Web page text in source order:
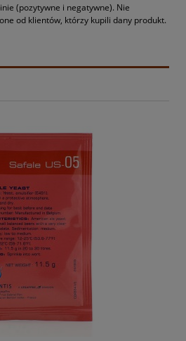
(pozytywne i negatywne). Nie
od klientów, którzy kupili dany produkt.